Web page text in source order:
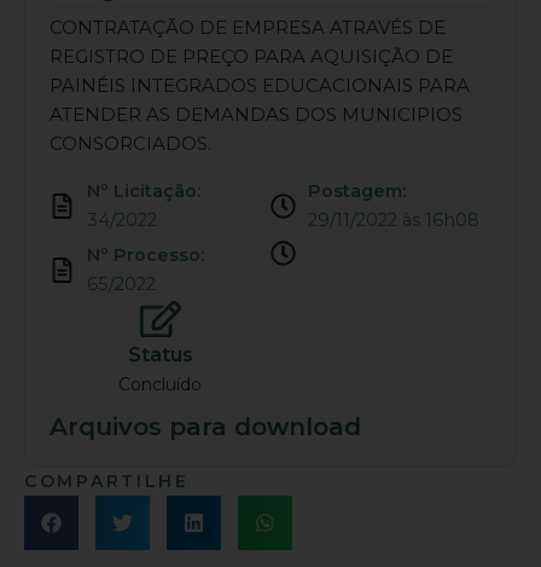
CONTRATAÇÃO DE EMPRESA ATRAVÉS DE
REGISTRO DE PREÇO PARA AQUISIÇÃO DE
PAINÉIS INTEGRADOS EDUCACIONAIS PARA
ATENDER AS DEMANDAS DOS MUNICIPIOS
CONSORCIADOS.
Nº Licitação:
34/2022
Nº Processo:
65/2022
Postagem:
29/11/2022 às 16h08
Status
Concluído
Arquivos para download
COMPARTILHE